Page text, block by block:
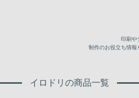
印刷や
制作のお役立ち情報
イロドリの商品一覧